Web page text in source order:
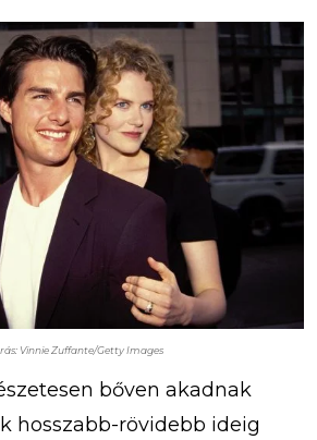
Vinnie Zuffante/Getty Images
bőven akadnak
hosszabb-rövidebb ideig